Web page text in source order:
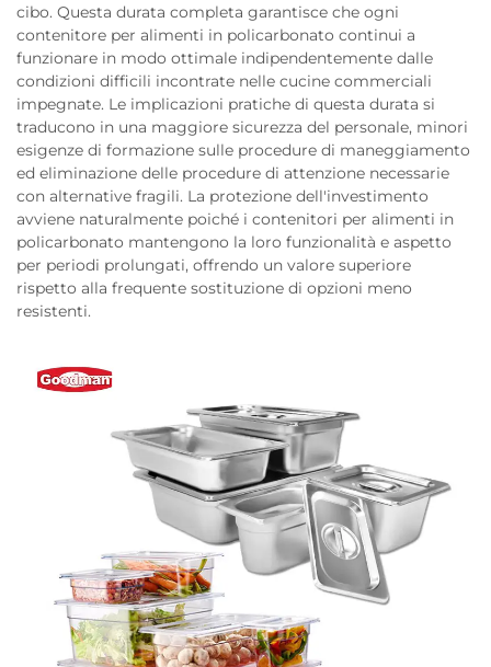
cibo. Questa durata completa garantisce che ogni
contenitore per alimenti in policarbonato continui a
funzionare in modo ottimale indipendentemente dalle
condizioni difficili incontrate nelle cucine commerciali
impegnate. Le implicazioni pratiche di questa durata si
traducono in una maggiore sicurezza del personale, minori
esigenze di formazione sulle procedure di maneggiamento
ed eliminazione delle procedure di attenzione necessarie
con alternative fragili. La protezione dell'investimento
avviene naturalmente poiché i contenitori per alimenti in
policarbonato mantengono la loro funzionalità e aspetto
per periodi prolungati, offrendo un valore superiore
rispetto alla frequente sostituzione di opzioni meno
resistenti.